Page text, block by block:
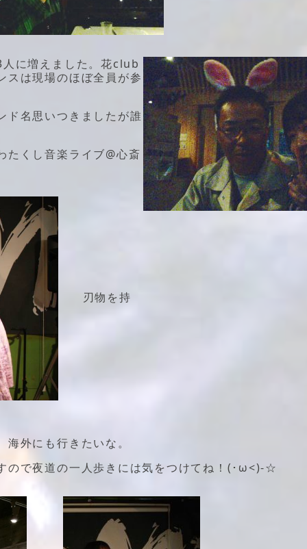
に増えました。花club
スは現場のほぼ全員が参
ド名思いつきましたが誰
たくし音楽ライブ@心斎
刃物を持
外にも行きたいな。
ので夜道の一人歩きには気をつけてね！(･ω<)-☆